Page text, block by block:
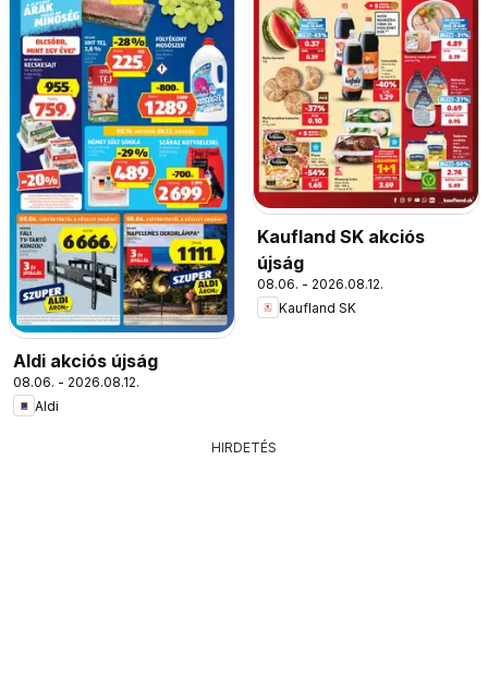
Aldi akciós újság
08.06. - 2026.08.12.
Aldi
Kaufland SK akciós
újság
08.06. - 2026.08.12.
Kaufland SK
HIRDETÉS